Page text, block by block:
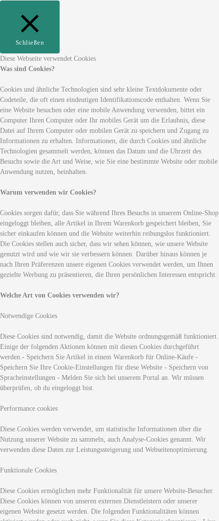
Schließen
Diese Webseite verwendet Cookies
Was sind Cookies?
Cookies und ähnliche Technologien sind sehr kleine Textdokumente oder
Codeteile, die oft einen eindeutigen Identifikationscode enthalten. Wenn Sie
eine Website besuchen oder eine mobile Anwendung verwenden, bittet ein
Computer Ihren Computer oder Ihr mobiles Gerät um die Erlaubnis, diese
Datei auf Ihrem Computer oder mobilen Gerät zu speichern und Zugang zu
Informationen zu erhalten. Informationen, die durch Cookies und ähnliche
Technologien gesammelt werden, können das Datum und die Uhrzeit des
Besuchs sowie die Art und Weise, wie Sie eine bestimmte Website oder mobile
Anwendung nutzen, beinhalten.
Warum verwenden wir Cookies?
Cookies sorgen dafür, dass Sie während Ihres Besuchs in unserem Online-Shop
eingeloggt bleiben, alle Artikel in Ihrem Warenkorb gespeichert bleiben, Sie
sicher einkaufen können und die Website weiterhin reibungslos funktioniert.
Die Cookies stellen auch sicher, dass wir sehen können, wie unsere Website
genutzt wird und wie wir sie verbessern können. Darüber hinaus können je
nach Ihren Präferenzen unsere eigenen Cookies verwendet werden, um Ihnen
gezielte Werbung zu präsentieren, die Ihren persönlichen Interessen entspricht.
Welche Art von Cookies verwenden wir?
Notwendige Cookies
Diese Cookies sind notwendig, damit die Website ordnungsgemäß funktioniert.
Einige der folgenden Aktionen können mit diesen Cookies durchgeführt
werden.- Speichern Sie Artikel in einem Warenkorb für Online-Käufe -
Speichern Sie Ihre Cookie-Einstellungen für diese Website - Speichern von
Spracheinstellungen - Melden Sie sich bei unserem Portal an. Wir müssen
überprüfen, ob du eingeloggt bist.
Performance cookies
Diese Cookies werden verwendet, um statistische Informationen über die
Nutzung unserer Website zu sammeln, auch Analyse-Cookies genannt. Wir
verwenden diese Daten zur Leistungssteigerung und Webseitenoptimierung.
Funktionale Cookies
Diese Cookies ermöglichen mehr Funktionalität für unsere Website-Besucher.
Diese Cookies können von unseren externen Dienstleistern oder unserer
eigenen Website gesetzt werden. Die folgenden Funktionalitäten können